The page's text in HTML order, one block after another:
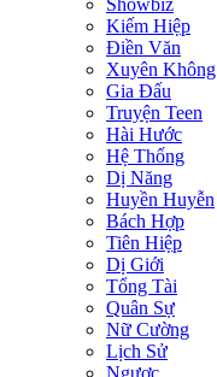
Showbiz
Kiếm Hiệp
Điền Văn
Xuyên Không
Gia Đấu
Truyện Teen
Hài Hước
Hệ Thống
Dị Năng
Huyền Huyễn
Bách Hợp
Tiên Hiệp
Dị Giới
Tổng Tài
Quân Sự
Nữ Cường
Lịch Sử
Ngược